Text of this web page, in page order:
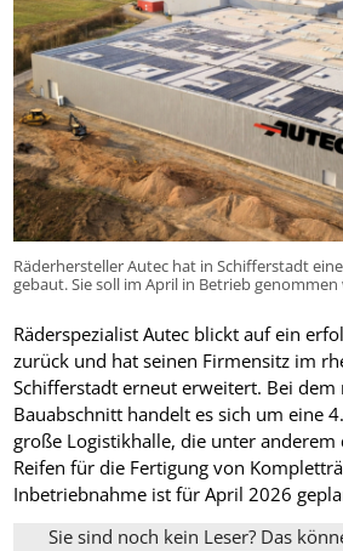
Räderhersteller Autec hat in Schifferstadt
gebaut. Sie soll im April in Betrieb
Räderspezialist Autec blickt auf ein
zurück und hat seinen Firmensitz im
Schifferstadt erneut erweitert. Bei
Bauabschnitt handelt es sich um eine
große Logistikhalle, die unter anderem
Reifen für die Fertigung von
Inbetriebnahme ist für April 2026
Sie sind noch kein Leser? Das